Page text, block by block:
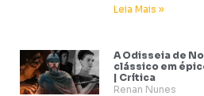
Leia Mais »
A Odisseia de
clássico em
| Crítica
Renan Nunes